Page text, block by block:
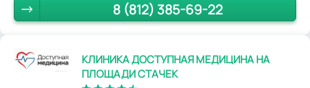
8 (812) 385-69-22
КЛИНИКА ДОСТУПНАЯ МЕДИЦИНА НА
ПЛОЩАДИ СТАЧЕК